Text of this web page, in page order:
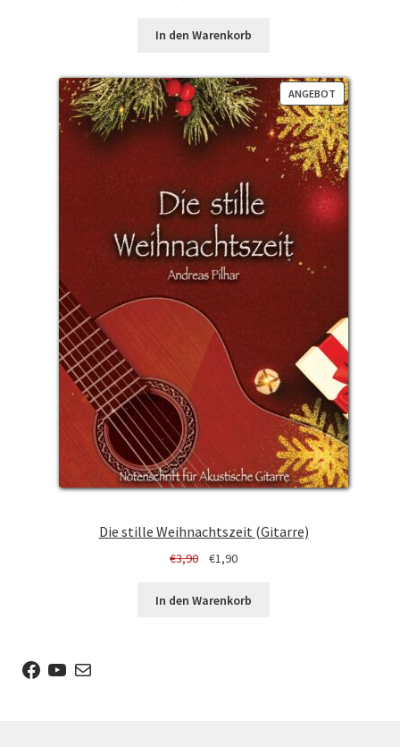
war:
ist:
In den Warenkorb
ANGEBOTPRODUKT
IM
ANGEBOT
Die stille Weihnachtszeit (Gitarre)
€3,90
Ursprünglicher
war:
€1,90Aktueller
ist:
In den Warenkorb
Facebook
YouTube
E-Mail